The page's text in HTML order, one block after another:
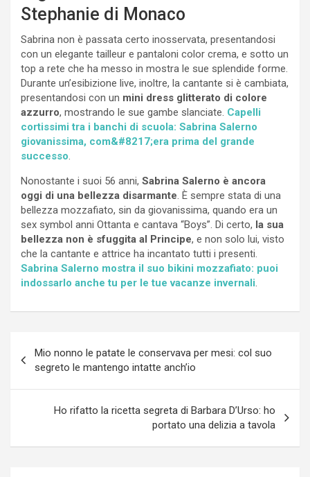
Stephanie di Monaco
Sabrina non è passata certo inosservata, presentandosi
con un elegante tailleur e pantaloni color crema, e sotto un
top a rete che ha messo in mostra le sue splendide forme.
Durante un’esibizione live, inoltre, la cantante si è cambiata,
presentandosi con un mini dress glitterato di colore
azzurro, mostrando le sue gambe slanciate. Capelli
cortissimi tra i banchi di scuola: Sabrina Salerno
giovanissima, com&#8217;era prima del grande
successo.
Nonostante i suoi 56 anni, Sabrina Salerno è ancora
oggi di una bellezza disarmante. È sempre stata di una
bellezza mozzafiato, sin da giovanissima, quando era un
sex symbol anni Ottanta e cantava “Boys”. Di certo, la sua
bellezza non è sfuggita al Principe, e non solo lui, visto
che la cantante e attrice ha incantato tutti i presenti.
Sabrina Salerno mostra il suo bikini mozzafiato: puoi
indossarlo anche tu per le tue vacanze invernali.
articoli
Mio nonno le patate le conservava per mesi: col suo
segreto le mantengo intatte anch’io
Ho rifatto la ricetta segreta di Barbara D’Urso: ho
portato una delizia a tavola